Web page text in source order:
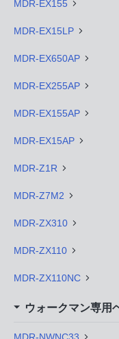
MDR-EX155
MDR-EX15LP
MDR-EX650AP
MDR-EX255AP
MDR-EX155AP
MDR-EX15AP
MDR-Z1R
MDR-Z7M2
MDR-ZX310
MDR-ZX110
MDR-ZX110NC
ウォークマン専用
MDR-NWNC33